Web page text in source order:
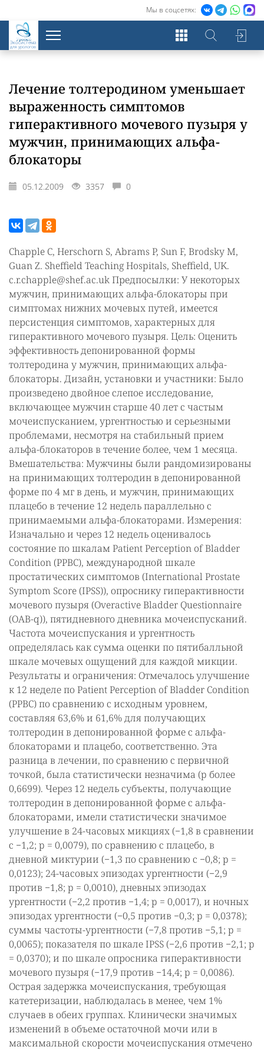
Мы в соцсетях:
Экосистема
для урологов
Лечение толтеродином уменьшает
выраженность симптомов
гиперактивного мочевого пузыря у
мужчин, принимающих альфа-
блокаторы
05.12.2009 3357 0
Chapple C, Herschorn S, Abrams P, Sun F, Brodsky M,
Guan Z. Sheffield Teaching Hospitals, Sheffield, UK.
c.r.chapple@shef.ac.uk Предпосылки: У некоторых
мужчин, принимающих альфа-блокаторы при
симптомах нижних мочевых путей, имеется
персистенция симптомов, характерных для
гиперактивного мочевого пузыря. Цель: Оценить
эффективность депонированной формы
толтеродина у мужчин, принимающих альфа-
блокаторы. Дизайн, установки и участники: Было
произведено двойное слепое исследование,
включающее мужчин старше 40 лет с частым
мочеиспусканием, ургентностью и серьезными
проблемами, несмотря на стабильный прием
альфа-блокаторов в течение более, чем 1 месяца.
Вмешательства: Мужчины были рандомизированы
на принимающих толтеродин в депонированной
форме по 4 мг в день, и мужчин, принимающих
плацебо в течение 12 недель параллельно с
принимаемыми альфа-блокаторами. Измерения:
Изначально и через 12 недель оценивалось
состояние по шкалам Patient Perception of Bladder
Condition (PPBC), международной шкале
простатических симптомов (International Prostate
Symptom Score (IPSS)), опроснику гиперактивности
мочевого пузыря (Overactive Bladder Questionnaire
(OAB-q)), пятидневного дневника мочеиспусканий.
Частота мочеиспускания и ургентность
определялась как сумма оценки по пятибалльной
шкале мочевых ощущений для каждой микции.
Результаты и ограничения: Отмечалось улучшение
к 12 неделе по Patient Perception of Bladder Condition
(PPBC) по сравнению с исходным уровнем,
составляя 63,6% и 61,6% для получающих
толтеродин в депонированной форме с альфа-
блокаторами и плацебо, соответственно. Эта
разница в лечении, по сравнению с первичной
точкой, была статистически незначима (p более
0,6699). Через 12 недель субъекты, получающие
толтеродин в депонированной форме с альфа-
блокаторами, имели статистически значимое
улучшение в 24-часовых микциях (−1,8 в сравнении
с −1,2; p = 0,0079), по сравнению с плацебо, в
дневной миктурии (−1,3 по сравнению с −0,8; p =
0,0123); 24-часовых эпизодах ургентности (−2,9
против −1,8; p = 0,0010), дневных эпизодах
ургентности (−2,2 против −1,4; p = 0,0017), и ночных
эпизодах ургентности (−0,5 против −0,3; p = 0,0378);
суммы частоты-ургентности (−7,8 против −5,1; p =
0,0065); показателя по шкале IPSS (−2,6 против −2,1; p
= 0,0370); и по шкале опросника гиперактивности
мочевого пузыря (−17,9 против −14,4; p = 0,0086).
Острая задержка мочеиспускания, требующая
катетеризации, наблюдалась в менее, чем 1%
случаев в обеих группах. Клинически значимых
изменений в объеме остаточной мочи или в
максимальной скорости мочеиспускания отмечено